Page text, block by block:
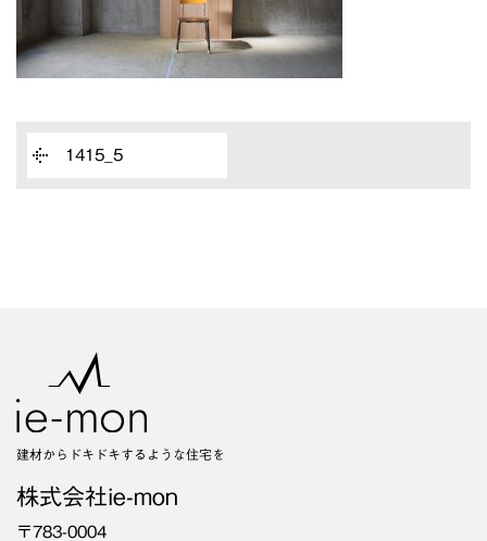
1415_5
建材からドキドキするような住宅を
株式会社ie-mon
〒783-0004